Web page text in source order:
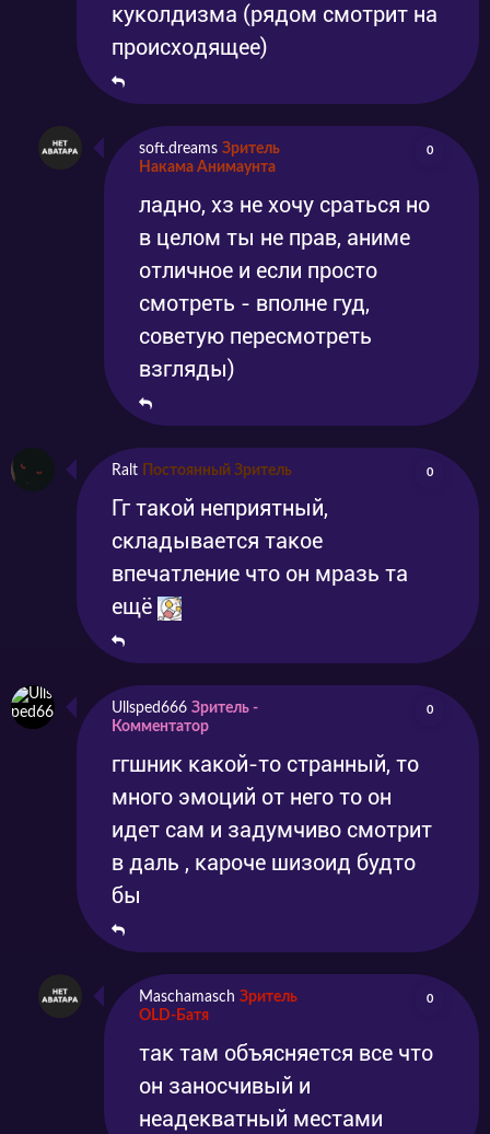
куколдизма (рядом смотрит на
происходящее)
soft.dreams Зритель
Накама Анимаунта
0
ладно, хз не хочу сраться но
в целом ты не прав, аниме
отличное и если просто
смотреть - вполне гуд,
советую пересмотреть
взгляды)
Ralt Постоянный Зритель 0
Гг такой неприятный,
складывается такое
впечатление что он мразь та
ещё
Ullsped666 Зритель -
Комментатор
0
ггшник какой-то странный, то
много эмоций от него то он
идет сам и задумчиво смотрит
в даль , кароче шизоид будто
бы
Maschamasch Зритель
OLD-Батя
0
так там объясняется все что
он заносчивый и
неадекватный местами